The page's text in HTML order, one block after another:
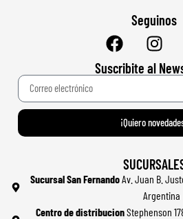
Seguinos
Suscribite al
¡Quiero
Sucursal San FernandoAv. Juan B.
Argentina
Centro de distribucionStephenson